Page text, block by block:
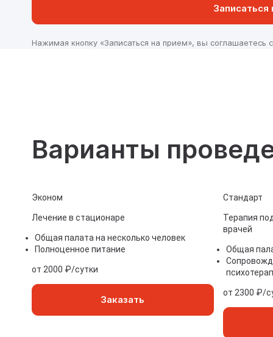
учет
Записаться
Нажимая кнопку «Записаться на прием», вы соглашаетесь с
Варианты
Эконом
Лечение в стационаре
Общая палата на несколько человек
Полноценное питание
от 2000 ₽/сутки
Заказать
Стандарт
Терапия
врачей
Общая
от 2300 ₽/